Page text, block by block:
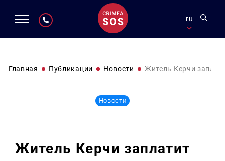
ru
Главная Публикации Новости Житель Керчи
Новости
Житель Керчи заплатит